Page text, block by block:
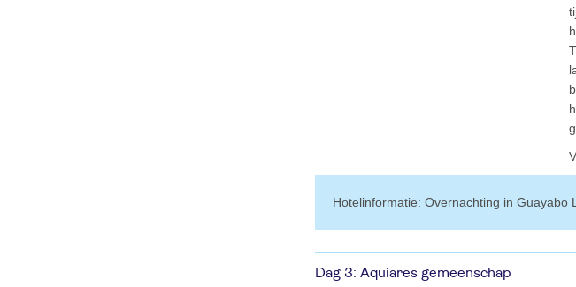
hotelinformatie: Overnachting in Guayabo
Dag 3: Aquiares gemeenschap